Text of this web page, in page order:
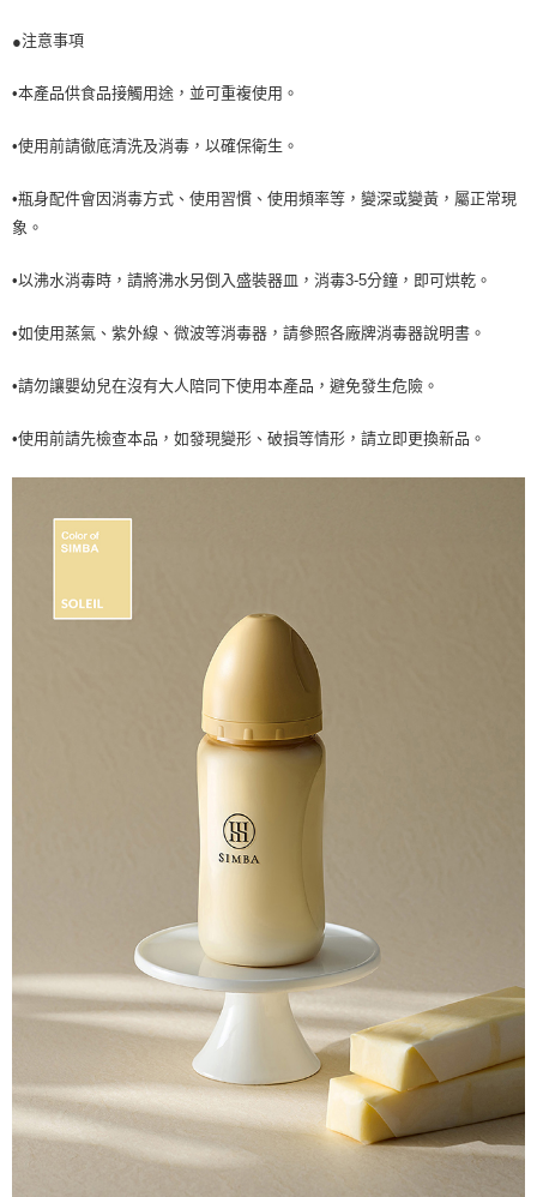
●注意事項
•本產品供食品接觸用途，並可重複使用。
•使用前請徹底清洗及消毒，以確保衛生。
•瓶身配件會因消毒方式、使用習慣、使用頻率等，變深或變黃，屬正常現
象。
•以沸水消毒時，請將沸水另倒入盛裝器皿，消毒3-5分鐘，即可烘乾。
•如使用蒸氣、紫外線、微波等消毒器，請參照各廠牌消毒器說明書。
•請勿讓嬰幼兒在沒有大人陪同下使用本產品，避免發生危險。
•使用前請先檢查本品，如發現變形、破損等情形，請立即更換新品。